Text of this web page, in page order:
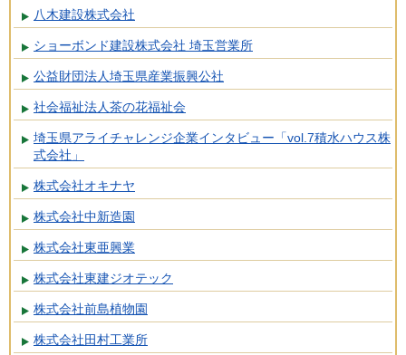
八木建設株式会社
ショーボンド建設株式会社 埼玉営業所
公益財団法人埼玉県産業振興公社
社会福祉法人茶の花福祉会
埼玉県アライチャレンジ企業インタビュー「vol.7積水ハウス株
式会社」
株式会社オキナヤ
株式会社中新造園
株式会社東亜興業
株式会社東建ジオテック
株式会社前島植物園
株式会社田村工業所